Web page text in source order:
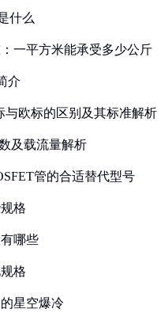
什么
一平方米能承受多少公斤
介
与欧标的区别及其标准解析
及载流量解析
管的合适替代型号
格
哪些
格
星空爆冷